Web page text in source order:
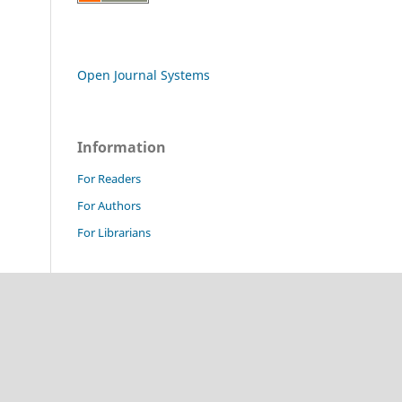
Open Journal Systems
Information
For Readers
For Authors
For Librarians